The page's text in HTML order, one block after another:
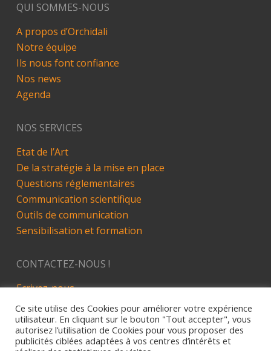
QUI SOMMES-NOUS
A propos d’Orchidali
Notre équipe
Ils nous font confiance
Nos news
Agenda
NOS SERVICES
Etat de l’Art
De la stratégie à la mise en place
Questions réglementaires
Communication scientifique
Outils de communication
Sensibilisation et formation
CONTACTEZ-NOUS !
Ecrivez-nous
LinkedIn
Ce site utilise des Cookies pour améliorer votre expérience
utilisateur. En cliquant sur le bouton "Tout accepter", vous
autorisez l’utilisation de Cookies pour vous proposer des
publicités ciblées adaptées à vos centres d’intérêts et